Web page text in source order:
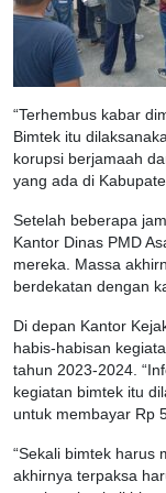
“Terhembus kabar
Bimtek itu
korupsi berjamaah
yang ada di
Setelah beberapa
Kantor Dinas PMD
mereka. Massa
berdekatan dengan
Di depan Kantor
habis-habisan
tahun 2023-2024.
kegiatan bimtek itu
untuk membayar Rp
“Sekali bimtek harus
akhirnya terpaksa